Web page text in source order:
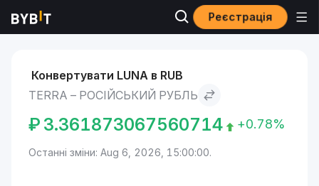
Реєстрація
Ринки Terra to Російський рубль
Конвертувати LUNA в RUB
TERRA – РОСІЙСЬКИЙ РУБЛЬ
₽ 3.361873067560714 +0.78%
Останні зміни: Aug 6, 2026, 15:00:00.